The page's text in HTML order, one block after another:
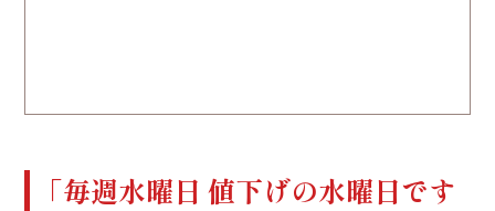
「毎週水曜日 値下げの水曜日です